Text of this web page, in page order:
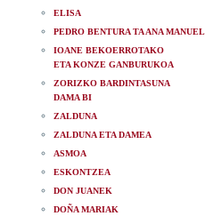
ELISA
PEDRO BENTURA TA ANA
IOANE BEKOERROTAKO
ETA KONZE GANBURUKOA
ZORIZKO BARDINTASUNA
DAMA BI
ZALDUNA
ZALDUNA ETA DAMEA
ASMOA
ESKONTZEA
DON JUANEK
DOÑA MARIAK